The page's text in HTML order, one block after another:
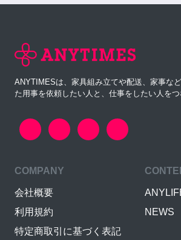
ANYTIMESは、家具組み立てや配送、家事な
た用事を依頼したい人と、仕事をしたい人をつ
COMPANY
会社概要
利用規約
特定商取引に基づく表記
NEWS